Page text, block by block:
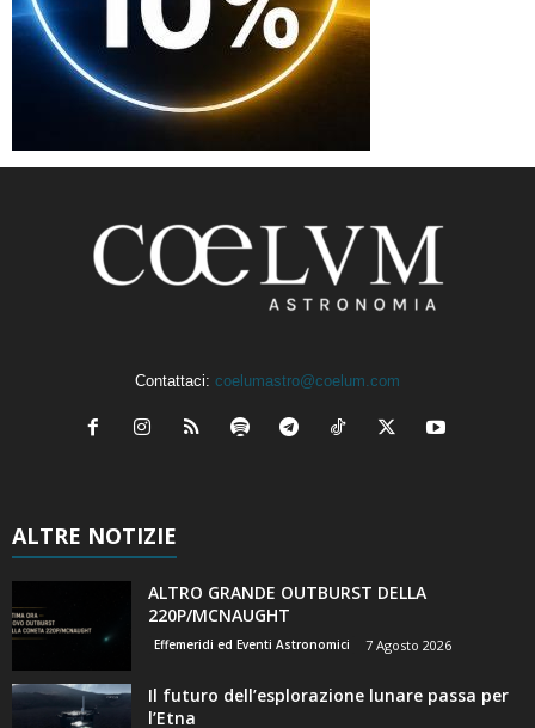
Contattaci: coelumastro@coelum.com
ALTRE NOTIZIE
ALTRO GRANDE OUTBURST DELLA
220P/MCNAUGHT
Effemeridi ed Eventi Astronomici 7 Agosto 2026
Il futuro dell’esplorazione lunare passa per
l’Etna